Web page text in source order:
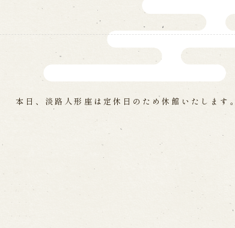
サイトうずのくに
の丘大鳴門橋記念館
本日、淡路人形座は定休日のため休館いたします。